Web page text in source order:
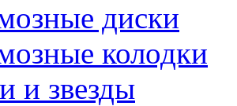
диски
колодки
и звезды